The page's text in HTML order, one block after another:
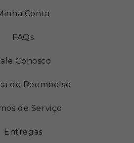
Conta
FAQs
Conosco
de Reembolso
de Serviço
Entregas